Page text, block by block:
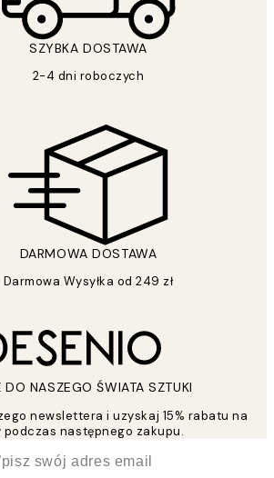
SZYBKA DOSTAWA
2-4 dni roboczych
DARMOWA DOSTAWA
Darmowa Wysyłka od 249 zł
NASZEGO ŚWIATA SZTUKI
newslettera i uzyskaj 15% rabatu na
podczas następnego zakupu.